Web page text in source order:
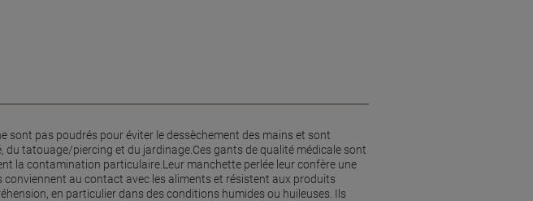
sont pas poudrés pour éviter le dessèchement des mains et sont
tatouage/piercing et du jardinage.Ces gants de qualité médicale sont
la contamination particulaire.Leur manchette perlée leur confère une
conviennent au contact avec les aliments et résistent aux produits
en particulier dans des conditions humides ou huileuses. Ils